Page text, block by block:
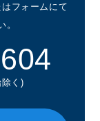
フォームにて
。
く)